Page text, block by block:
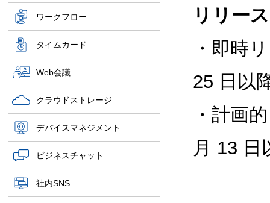
ワークフロー
タイムカード
Web会議
クラウドストレージ
デバイスマネジメント
ビジネスチャット
社内SNS
リリー
・即時
25 日以
・計画
月 13 日